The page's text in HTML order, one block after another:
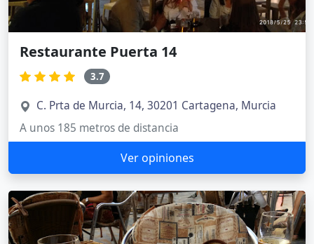
Restaurante Puerta 14
3.7
C. Prta de Murcia, 14, 30201 Cartagena, Murcia
A unos 185 metros de distancia
Ver opiniones